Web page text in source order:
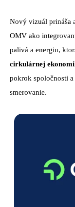
Nový vizuál prináša
OMV ako
palivá a energiu,
cirkulárnej
pokrok spoločnosti
smerovanie.